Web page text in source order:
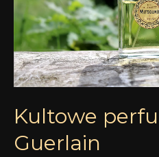
Kultowe
Guerlain